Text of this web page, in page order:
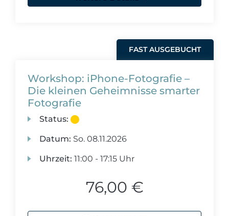
FAST AUSGEBUCHT
Workshop: iPhone-Fotografie –
Die kleinen Geheimnisse smarter
Fotografie
Status:
Datum: So. 08.11.2026
Uhrzeit: 11:00 - 17:15 Uhr
76,00 €